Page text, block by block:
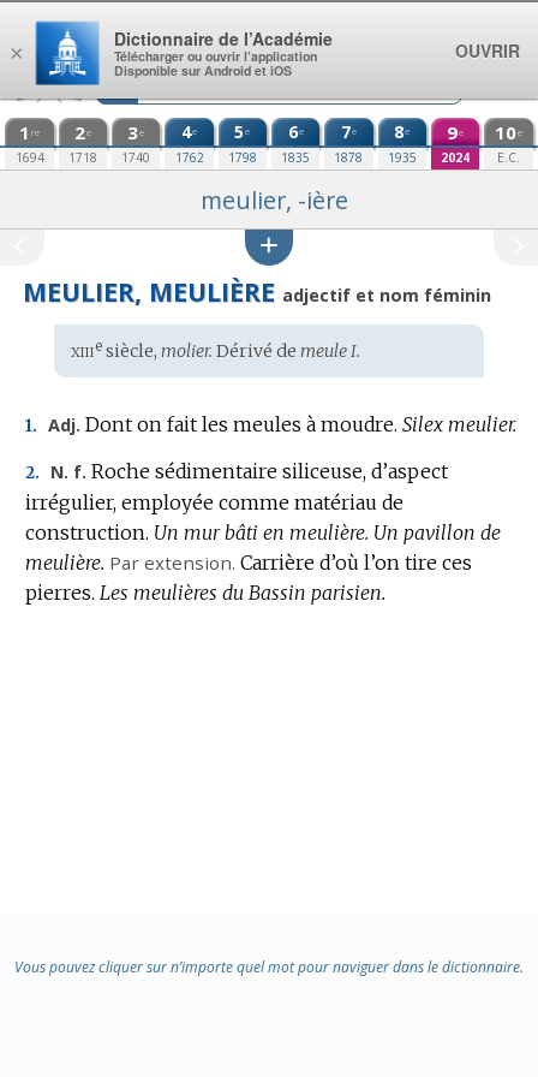
Aller au contenu
1 re
1694
2e
1718
3e
1740
4e
1762
5e
1798
6e
1835
7e
1878
8e
1935
9e
2024
10e
E.C.
meulier, -ière
MEULIER, MEULIÈRE adjectif et nom féminin
Étymologie
:
xiiiesiècle, molier. Dérivé de meule I.
1. Adj. Dont on fait les meules à moudre. Silex meulier.
2. N. f. Roche sédimentaire siliceuse, d’aspect
irrégulier, employée comme matériau de
construction. Un mur bâti en meulière. Un pavillon de
meulière. Par extension. Carrière d’où l’on tire ces
pierres. Les meulières du Bassin parisien.
Vous pouvez cliquer sur n’importe quel mot pour naviguer dans le dictionnaire.
×
Dictionnaire de l’Académie
Télécharger ou ouvrir l’application
Disponible sur Android et iOS
OUVRIR